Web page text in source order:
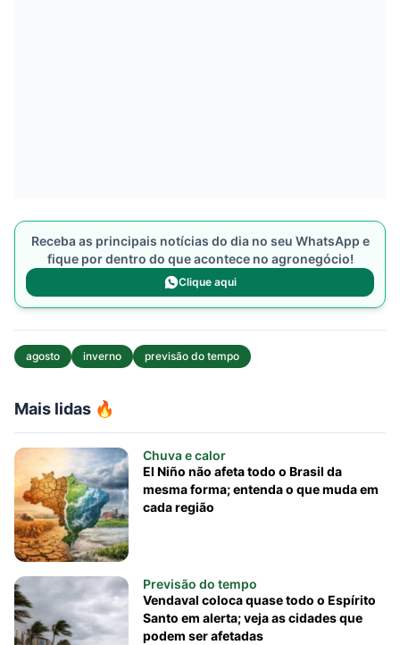
Mais lidas 🔥
Chuva e calor
El Niño não afeta todo o Brasil da
mesma forma; entenda o que muda em
cada região
Previsão do tempo
Vendaval coloca quase todo o Espírito
Santo em alerta; veja as cidades que
podem ser afetadas
Receba as principais notícias do dia no seu WhatsApp e
fique por dentro do que acontece no agronegócio!
Clique aqui
agosto inverno previsão do tempo